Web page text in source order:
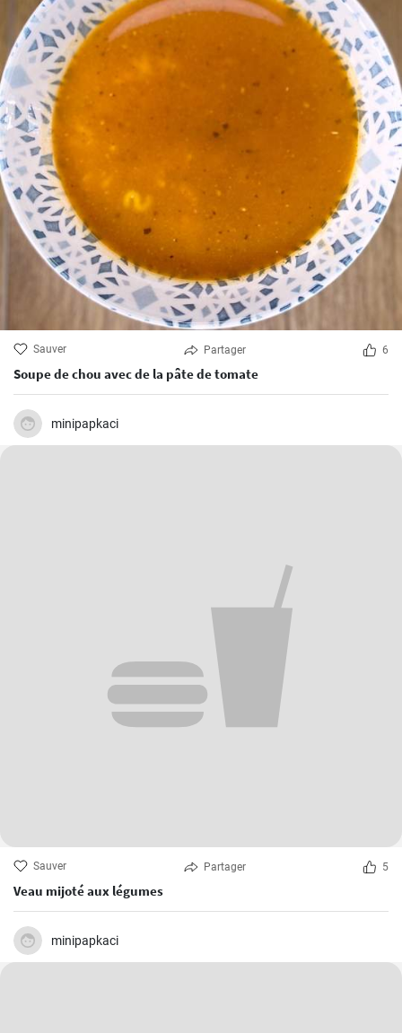
Sauver Partager 6
Soupe de chou avec de la pâte de tomate
minipapkaci
Sauver Partager 5
Veau mijoté aux légumes
minipapkaci